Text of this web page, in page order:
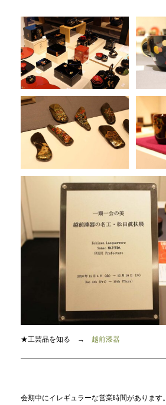
★工芸品を知る → 越前漆器
会期中にイレギュラーな営業時間があります。